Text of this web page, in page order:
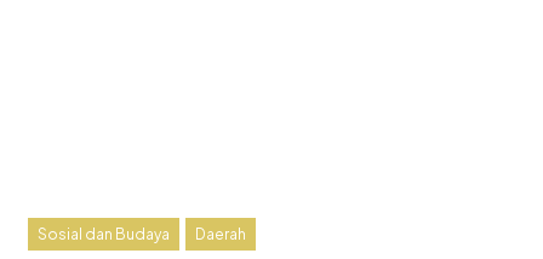
Sosial dan Budaya Daerah